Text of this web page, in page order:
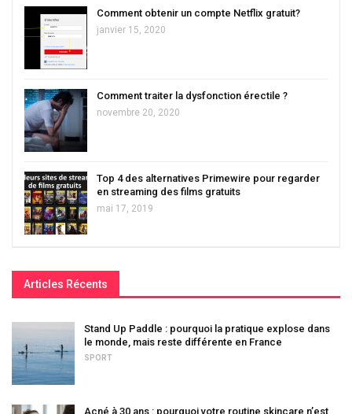
Comment obtenir un compte Netflix gratuit?
janvier 15, 2020
Comment traiter la dysfonction érectile ?
novembre 20, 2020
Top 4 des alternatives Primewire pour regarder
en streaming des films gratuits
mai 17, 2019
Articles Récents
Stand Up Paddle : pourquoi la pratique explose dans
le monde, mais reste différente en France
SPORT
Acné à 30 ans : pourquoi votre routine skincare n’est